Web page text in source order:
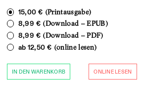
15,00 € (Printausgabe)
8,99 €(Download – EPUB)
8,99 €(Download – PDF)
ab 12,50 € (online lesen)
IN DEN WARENKORB ONLINE LESEN